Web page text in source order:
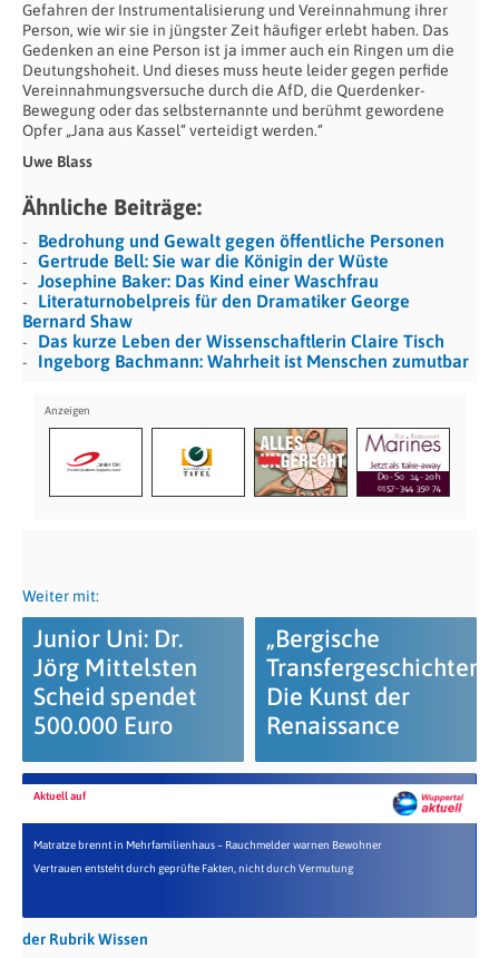
Gefahren der Instrumentalisierung und Vereinnahmung ihrer
Person, wie wir sie in jüngster Zeit häufiger erlebt haben. Das
Gedenken an eine Person ist ja immer auch ein Ringen um die
Deutungshoheit. Und dieses muss heute leider gegen perfide
Vereinnahmungsversuche durch die AfD, die Querdenker-
Bewegung oder das selbsternannte und berühmt gewordene
Opfer „Jana aus Kassel“ verteidigt werden.“
Uwe Blass
Ähnliche Beiträge:
Bedrohung und Gewalt gegen öffentliche Personen
Gertrude Bell: Sie war die Königin der Wüste
Josephine Baker: Das Kind einer Waschfrau
Literaturnobelpreis für den Dramatiker George
Bernard Shaw
Das kurze Leben der Wissenschaftlerin Claire Tisch
Ingeborg Bachmann: Wahrheit ist Menschen zumutbar
Weiter mit:
Junior Uni: Dr.
Jörg Mittelsten
Scheid spendet
500.000 Euro
„Bergische
Transfergeschichten“:
Die Kunst der
Renaissance
Aktuell auf
Matratze brennt in Mehrfamilienhaus – Rauchmelder warnen Bewohner
Vertrauen entsteht durch geprüfte Fakten, nicht durch Vermutung
der Rubrik Wissen